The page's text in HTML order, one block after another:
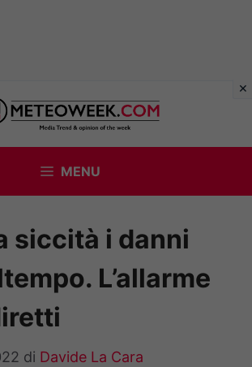
MENU
siccità i danni
L’allarme
di Davide La Cara